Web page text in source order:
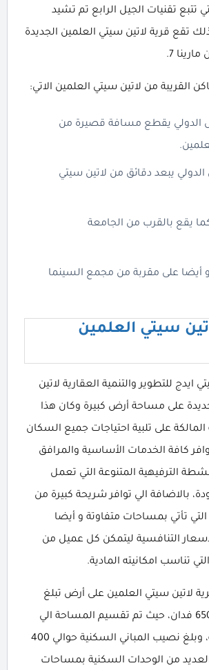
تتبع تقنيات الجيل الرابع تم تشيد
تقع قرية لاتين سيتي العلمين الجديدة
القريبة من لاتين سيتي العلمين الاتي:
الدولي يقطع مسافة قصيرة من
الدولي يبعد دقائق من لاتين سيتي
كما يقع بالقرب من الجامعة
و أيضا على مقربة من مجمع السينما
سيتي العلمين
للتطوير والتنمية العقارية لاتين
على مساحة أرض كبيرة وكان هذا
على تلبية احتياجات جميع السكان
كافة الخدمات الأساسية والمرافق
الترفيهية المتنوعة التي تعمل
بالاضافة الي توافر شريحة كبيرة من
تأتي بمساحات متفاوتة و أيضا
التنافسية ليتمكن كل عميل من
تناسب امكانيته المادية.
لاتين سيتي العلمين على أرض تبلغ
مساحتها تقريبا 650 فدان، حيث تم تقسيم المساحة الي
عدة اجزاء مختلفة، وبلغ نصيب المباني السكنية حوالي 400
العديد من الوحدات السكنية بمساحات